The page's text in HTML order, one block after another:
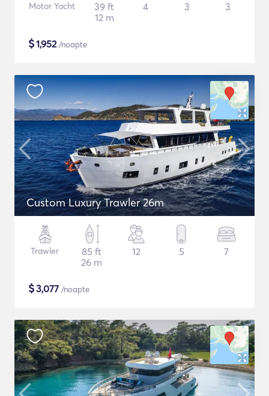
Motor Yacht
39 ft
12 m
4 3 3
$1,952/noapte
Custom Luxury Trawler 26m
Trawler
85 ft
26 m
12 5 7
$3,077 /noapte